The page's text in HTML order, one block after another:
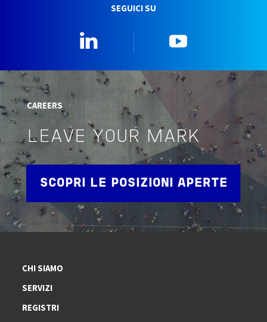
SEGUICI SU
CAREERS
LEAVE YOUR MARK
SCOPRI LE POSIZIONI APERTE
CHI SIAMO
SERVIZI
REGISTRI